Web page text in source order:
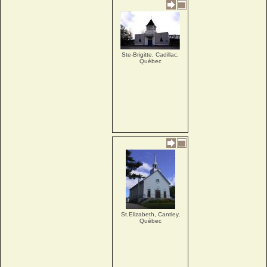
Ste-Brigitte, Cadillac,
Québec
St.Elizabeth, Cantley,
Québec